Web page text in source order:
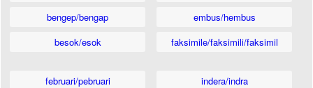
bengep/bengap
besok/esok
embus/hembus
faksimile/faksimili/faksimil
februari/pebruari
indera/indra